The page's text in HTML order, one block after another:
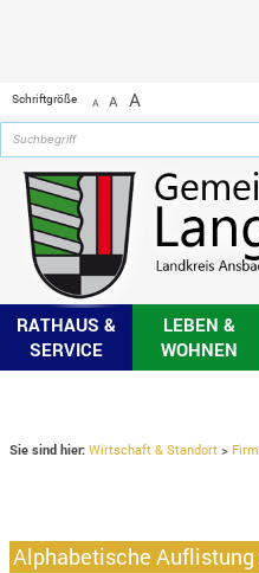
Schriftgröße A A A
RATHAUS &
SERVICE
LEBEN &
WOHNEN
Sie sind hier: Wirtschaft & Standort >
Alphabetische